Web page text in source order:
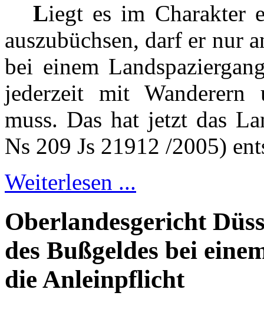
Liegt es im Charakter
auszubüchsen, darf er nur
bei einem
jederzeit mit Wanderern
muss. Das hat jetzt das
Ns 209 Js 21912 /2005)
Weiterlesen ...
Oberlandesgericht
des Bußgeldes bei
die Anleinpflicht